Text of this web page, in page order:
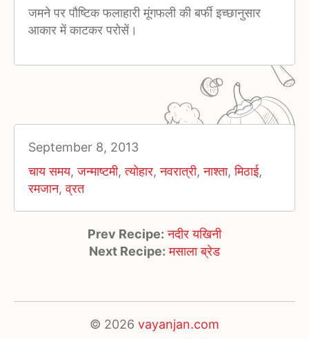
जमने पर पौष्टिक फलाहारी मूंगफली की बर्फी इच्छानुसार
आकार में काटकर परोसें।
September 8, 2013
चाय समय,जन्माष्टमी,त्योहार,नवरात्री,नाश्ता,मिठाई,
रमजान,व्रत
Prev Recipe: नदीर यखिनी
Next Recipe: मसाला ब्रेड
© 2026 vayanjan.com